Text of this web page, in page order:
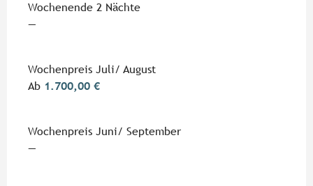
Wochenende 2 Nächte
—
Wochenpreis Juli/ August
Ab 1.700,00 €
Wochenpreis Juni/ September
—